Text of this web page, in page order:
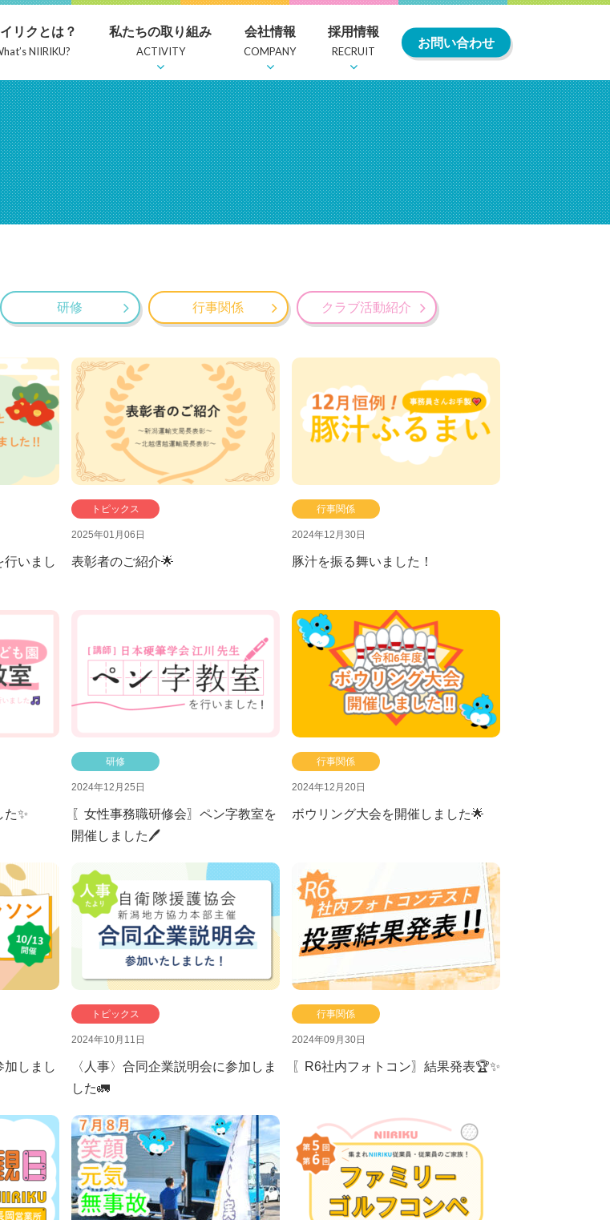
リクとは？
NIIRIKU?
私たちの取り組み
ACTIVITY
研修会 社内活動・委員会 社内行事・クラブ活動
SDGsの取り組み
会社情報
COMPANY
会社情報 スタッフ紹介 お知らせ
設立40周年記念
採用情報
RECRUIT
職種紹介 募集要項 教育及び福利厚生
お問い合わせ
研修 行事関係 クラブ活動紹介
行いまし
トピックス
2025年01月06日
表彰者のご紹介🌟
行事関係
2024年12月30日
豚汁を振る舞いました！
✨
研修
2024年12月25日
〖女性事務職研修会〗ペン字教室を
開催しました🖊
行事関係
2024年12月20日
ボウリング大会を開催しました🌟
加しまし
トピックス
2024年10月11日
〈人事〉合同企業説明会に参加しま
した🚛
行事関係
2024年09月30日
〖R6社内フォトコン〗結果発表🏆✨